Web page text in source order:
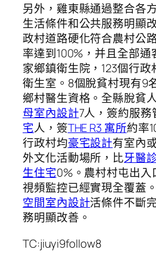
另外，雞東縣通過整合各
生活條件和公共服務明顯
政村道路硬化符合農村公
率達到100%，并且全部通
家鄉鎮衛生院，123個行政
衛生室。8個脫貧村現有9
鄉村醫生資格。全縣脫貧
母室內設計7人，簽約服務
宅人，簽THE R3 寓所約率
行政村均豪宅設計有室內
外文化活動場所，比牙醫
生住宅0%。農村村屯出
視頻監控已經實現全覆蓋
空間室內設計活條件不斷
務明顯改善。
TC:jiuyi9follow8